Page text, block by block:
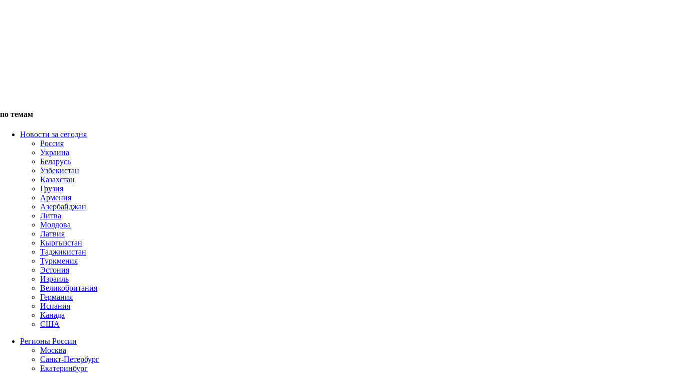
по темам
Новости за сегодня
Россия
Украина
Беларусь
Узбекистан
Казахстан
Грузия
Армения
Азербайджан
Литва
Молдова
Латвия
Кыргызстан
Таджикистан
Туркмения
Эстония
Израиль
Великобритания
Германия
Испания
Канада
США
Регионы России
Москва
Санкт-Петербург
Екатеринбург